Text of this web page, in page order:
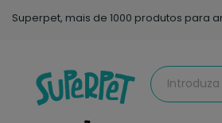
Superpet, mais de 1000 produtos para